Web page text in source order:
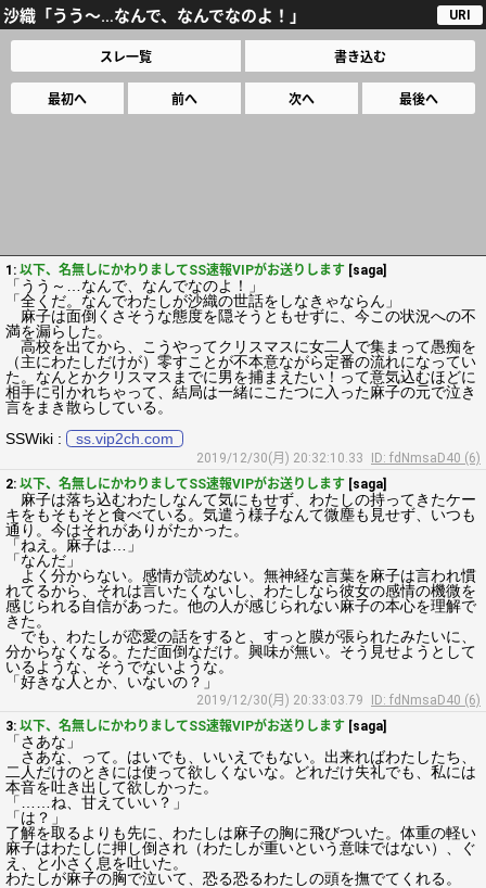
沙織「うう～…なんで、なんでなのよ！」 URI
スレ一覧 書き込む
最初へ 前へ 次へ 最後へ
1: 以下、名無しにかわりましてSS速報VIPがお送りします [saga]
「うう～…なんで、なんでなのよ！」
「全くだ。なんでわたしが沙織の世話をしなきゃならん」
麻子は面倒くさそうな態度を隠そうともせずに、今この状況への不
満を漏らした。
高校を出てから、こうやってクリスマスに女二人で集まって愚痴を
（主にわたしだけが）零すことが不本意ながら定番の流れになってい
た。なんとかクリスマスまでに男を捕まえたい！って意気込むほどに
相手に引かれちゃって、結局は一緒にこたつに入った麻子の元で泣き
言をまき散らしている。
SSWiki :
ss.vip2ch.com
2019/12/30(月) 20:32:10.33
ID: fdNmsaD40 (6)
2: 以下、名無しにかわりましてSS速報VIPがお送りします [saga]
麻子は落ち込むわたしなんて気にもせず、わたしの持ってきたケー
キをもそもそと食べている。気遣う様子なんて微塵も見せず、いつも
通り。今はそれがありがたかった。
「ねえ。麻子は…」
「なんだ」
よく分からない。感情が読めない。無神経な言葉を麻子は言われ慣
れてるから、それは言いたくないし、わたしなら彼女の感情の機微を
感じられる自信があった。他の人が感じられない麻子の本心を理解で
きた。
でも、わたしが恋愛の話をすると、すっと膜が張られたみたいに、
分からなくなる。ただ面倒なだけ。興味が無い。そう見せようとして
いるような、そうでないような。
「好きな人とか、いないの？」
2019/12/30(月) 20:33:03.79
ID: fdNmsaD40 (6)
3: 以下、名無しにかわりましてSS速報VIPがお送りします [saga]
「さあな」
さあな、って。はいでも、いいえでもない。出来ればわたしたち、
二人だけのときには使って欲しくないな。どれだけ失礼でも、私には
本音を吐き出して欲しかった。
「……ね、甘えていい？」
「は？」
了解を取るよりも先に、わたしは麻子の胸に飛びついた。体重の軽い
麻子はわたしに押し倒され（わたしが重いという意味ではない）、ぐ
え、と小さく息を吐いた。
わたしが麻子の胸で泣いて、恐る恐るわたしの頭を撫でてくれる。